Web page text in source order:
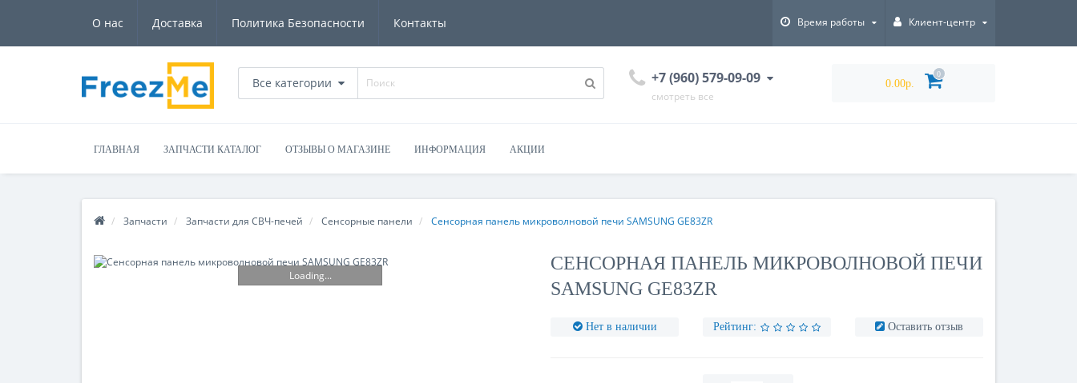
О нас Доставка Политика Безопасности Контакты Время работы Клиент-центр
Все категории +7 (960) 579-09-09
смотреть все
0.00р.
0
ГЛАВНАЯ ЗАПЧАСТИ КАТАЛОГ ОТЗЫВЫ О МАГАЗИНЕ ИНФОРМАЦИЯ АКЦИИ
Запчасти Запчасти для СВЧ-печей Сенсорные панели Сенсорная панель микроволновой печи SAMSUNG GE83ZR
Loading...
СЕНСОРНАЯ ПАНЕЛЬ МИКРОВОЛНОВОЙ ПЕЧИ
SAMSUNG GE83ZR
Нет в наличии Рейтинг: Оставить отзыв